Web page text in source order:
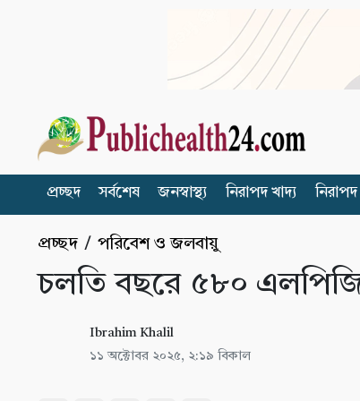
প্রচ্ছদ সর্বশেষ জনস্বাস্থ্য নিরাপদ খাদ্য
প্রচ্ছদ / পরিবেশ ও জলবায়ু
চলতি বছরে ৫৮০ এলপিজি
Ibrahim Khalil
১১ অক্টোবর ২০২৫, ২:১৯ বিকাল